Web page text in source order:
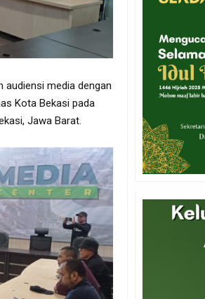
audiensi media dengan
Kota Bekasi pada
Jawa Barat.